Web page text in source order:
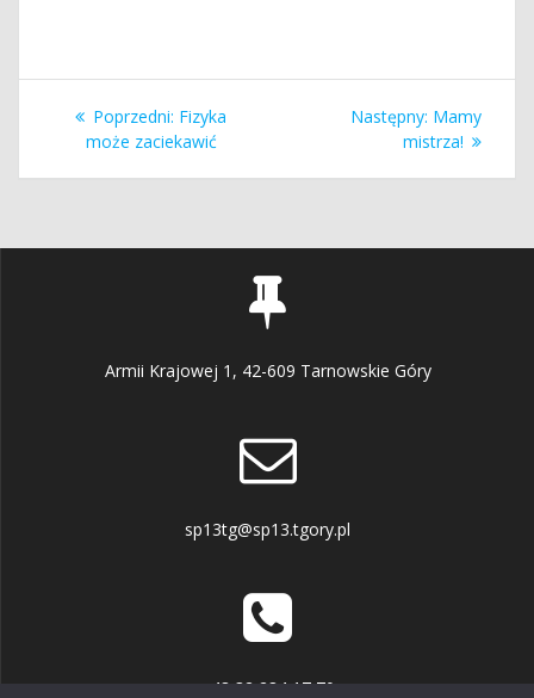
Nawigacja
wpisu
Poprzedni: Poprzedni
wpis:
Fizyka
może zaciekawić
Następny: Następny
wpis:
Mamy
mistrza!
Armii Krajowej 1, 42-609 Tarnowskie Góry
sp13tg@sp13.tgory.pl
+48 32 284 17 70